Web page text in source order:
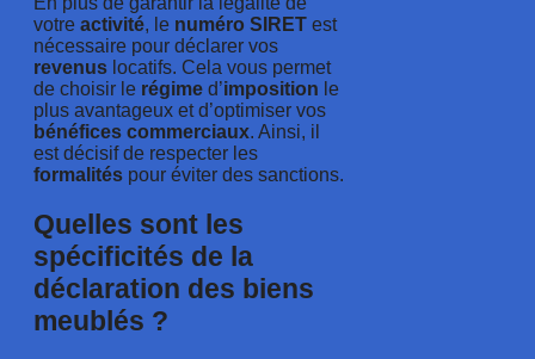
votre activité, le numéro SIRET est
nécessaire pour déclarer vos
revenus locatifs. Cela vous permet
de choisir le régime d’imposition le
plus avantageux et d’optimiser vos
bénéfices commerciaux. Ainsi, il
est décisif de respecter les
formalités pour éviter des sanctions.
Quelles sont les
spécificités de la
déclaration des biens
meublés ?